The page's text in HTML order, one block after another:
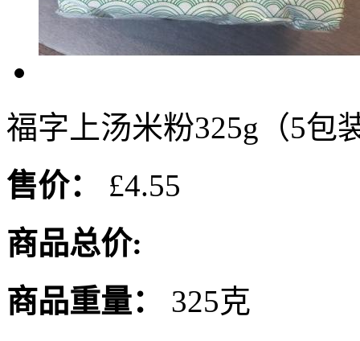
福字上汤米粉325g（5包
售价：
£4.55
商品总价:
商品重量：
325克